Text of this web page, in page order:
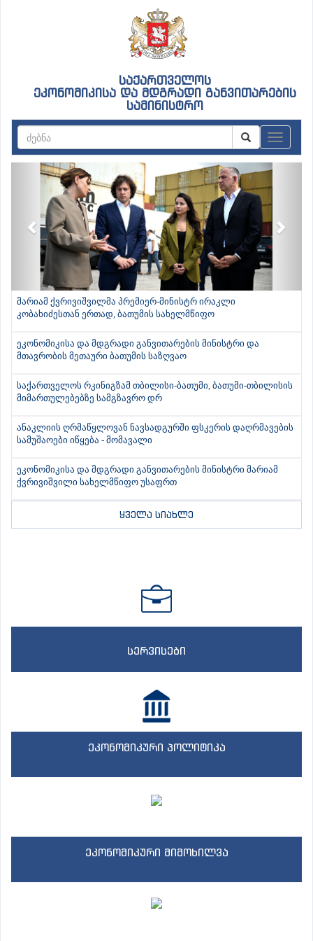
საქართველოს
ეკონომიკისა და მდგრადი განვითარების
სამინისტრო
Previous
მარიამ ქვრივიშვილმა პრემიერ-მინისტრ ირაკლი
კობახიძესთან ერთად, ბათუმის სახელმწიფო
ეკონომიკისა და მდგრადი განვითარების მინისტრი და
მთავრობის მეთაური ბათუმის საზღვაო
საქართველოს რკინიგზამ თბილისი-ბათუმი, ბათუმი-თბილისის
მიმართულებებზე სამგზავრო დრ
ანაკლიის ღრმაწყლოვან ნავსადგურში ფსკერის დაღრმავების
სამუშაოები იწყება - მომავალი
ეკონომიკისა და მდგრადი განვითარების მინისტრი მარიამ
ქვრივიშვილი სახელმწიფო უსაფრთ
ყველა სიახლე
სერვისები
ეკონომიკური პოლიტიკა
ეკონომიკური მიმოხილვა